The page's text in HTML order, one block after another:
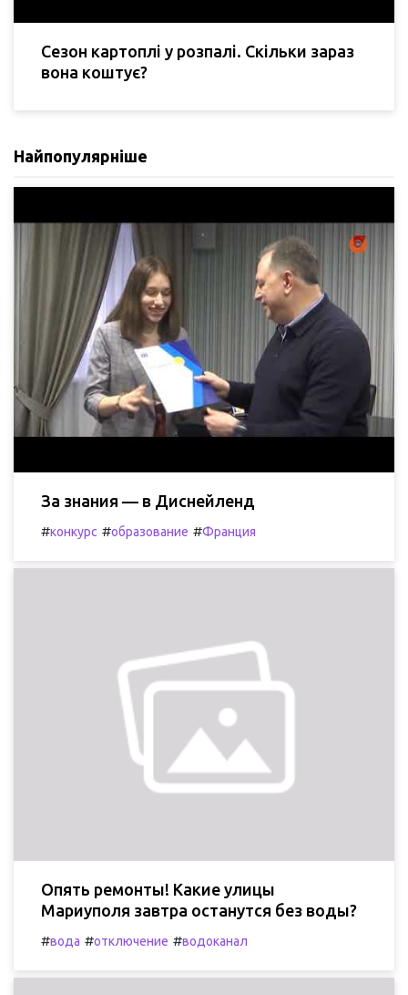
Сезон картоплі у розпалі. Скільки зараз
вона коштує?
Найпопулярніше
За знания — в Диснейленд
#конкурс #образование #Франция
Опять ремонты! Какие улицы
Мариуполя завтра останутся без воды?
#вода #отключение #водоканал